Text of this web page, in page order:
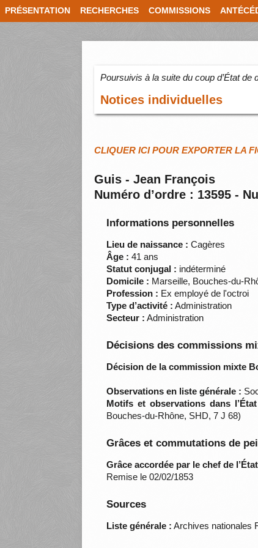
PRÉSENTATION RECHERCHES COMMISSIONS
Poursuivis à la suite du coup d’État de
Notices individuelles
CLIQUER ICI POUR EXPORTER LA
Guis - Jean François
Numéro d’ordre : 13595 -
Informations personnelles
Lieu de naissance : Cagères
Âge : 41 ans
Statut conjugal : indéterminé
Domicile : Marseille, Bouches-du-
Profession : Ex employé de l'octroi
Type d’activité : Administration
Secteur : Administration
Décisions des commissions
Décision de la commission mixte
Observations en liste générale :
Motifs et observations dans
Bouches-du-Rhône, SHD, 7 J 68)
Grâces et commutations de
Grâce accordée par le chef de
Remise le 02/02/1853
Sources
Liste générale : Archives nationales